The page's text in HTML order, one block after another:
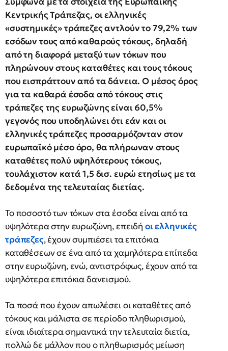
Κεντρικής Τράπεζας, οι ελληνικές
«συστημικές» τράπεζες αντλούν το 79,2% των
εσόδων τους από καθαρούς τόκους, δηλαδή
από τη διαφορά μεταξύ των τόκων που
πληρώνουν στους καταθέτες και τους τόκους
που εισπράττουν από τα δάνεια. Ο μέσος όρος
για τα καθαρά έσοδα από τόκους στις
τράπεζες της ευρωζώνης είναι 60,5%
γεγονός που υποδηλώνει ότι εάν και οι
ελληνικές τράπεζες προσαρμόζονταν στον
ευρωπαϊκό μέσο όρο, θα πλήρωναν στους
καταθέτες πολύ υψηλότερους τόκους,
τουλάχιστον κατά 1,5 δισ. ευρώ ετησίως με τα
δεδομένα της τελευταίας διετίας.
Το ποσοστό των τόκων στα έσοδα είναι από τα
υψηλότερα στην ευρωζώνη, επειδή οι ελληνικές
τράπεζες, έχουν συμπιέσει τα επιτόκια
καταθέσεων σε ένα από τα χαμηλότερα επίπεδα
στην ευρωζώνη, ενώ, αντιστρόφως, έχουν από τα
υψηλότερα επιτόκια δανεισμού.
Τα ποσά που έχουν απωλέσει οι καταθέτες από
τόκους και μάλιστα σε περίοδο πληθωρισμού,
είναι ιδιαίτερα σημαντικά την τελευταία διετία,
πολλώ δε μάλλον που ο πληθωρισμός μείωση